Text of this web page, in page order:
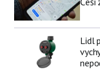
Lidl